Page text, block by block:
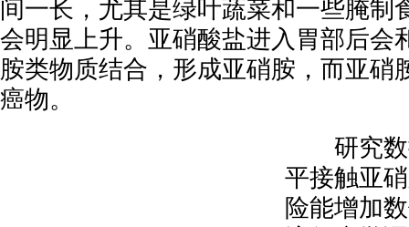
间一长，尤其是绿叶蔬菜和一些腌制
会明显上升。亚硝酸盐进入胃部后会
胺类物质结合，形成亚硝胺，而亚硝
癌物。
研究数
平接触亚
险能增加